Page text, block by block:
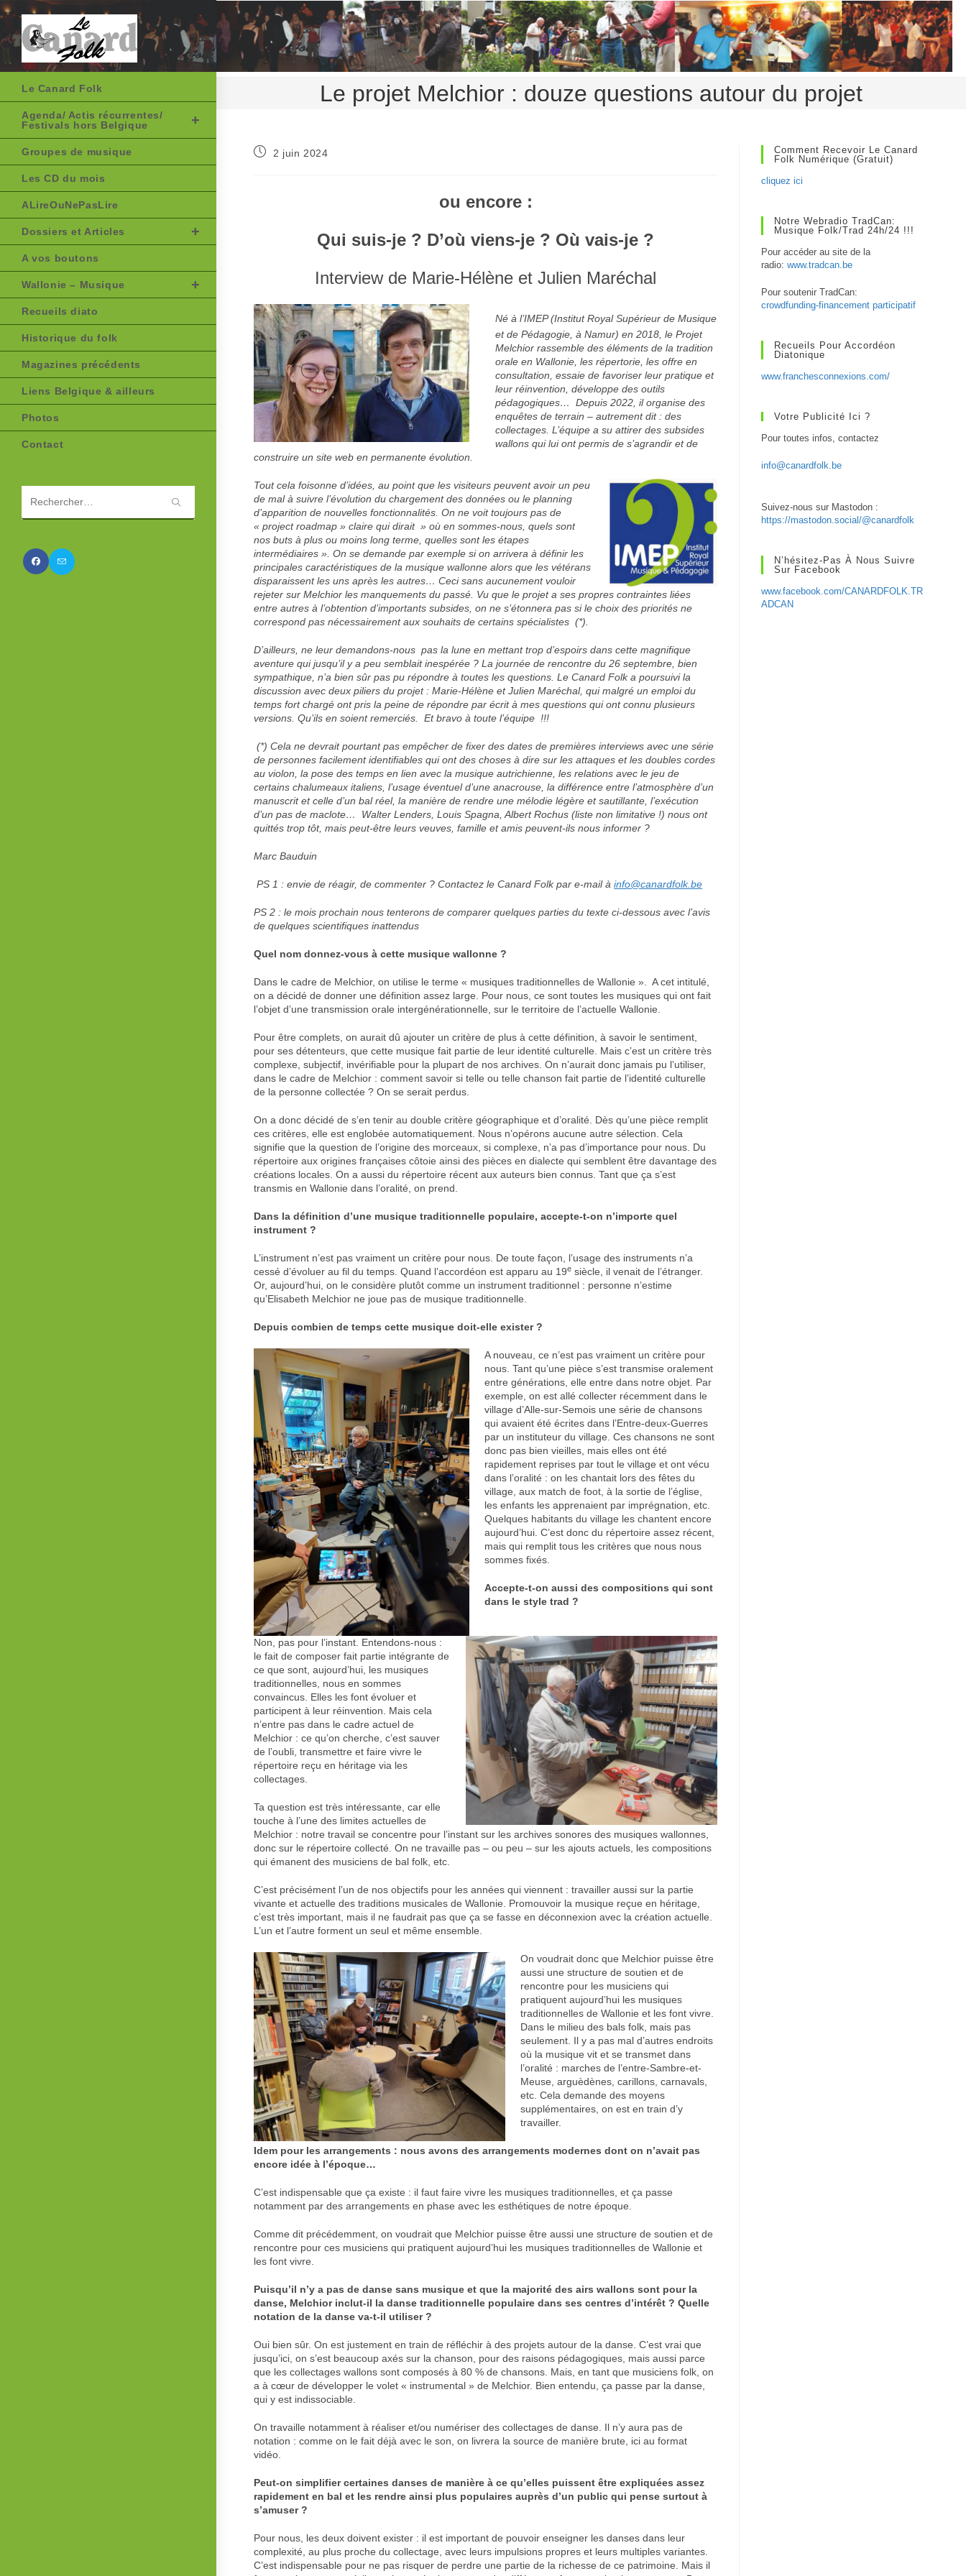
to
content
Le Canard Folk
Agenda/ Actis récurrentes/
Festivals hors Belgique
Groupes de musique
Les CD du mois
ALireOuNePasLire
Dossiers et Articles
A vos boutons
Wallonie – Musique
Recueils diato
Historique du folk
Magazines précédents
Liens Belgique & ailleurs
Photos
Contact
Rechercher
sur
site
Le projet Melchior : douze questions autour du projet
Publication
2 juin 2024
ou encore :
Qui suis-je ? D’où viens-je ? Où vais-je ?
Interview de Marie-Hélène et Julien Maréchal
Né à l’IMEP (Institut Royal Supérieur de Musique
et de Pédagogie, à Namur) en 2018, le Projet
Melchior rassemble des éléments de la tradition
orale en Wallonie, les répertorie, les offre en
consultation, essaie de favoriser leur pratique et
leur réinvention, développe des outils
pédagogiques… Depuis 2022, il organise des
enquêtes de terrain – autrement dit : des
collectages. L’équipe a su attirer des subsides
wallons qui lui ont permis de s’agrandir et de
construire un site web en permanente évolution.
Tout cela foisonne d’idées, au point que les visiteurs peuvent avoir un peu
de mal à suivre l’évolution du chargement des données ou le planning
d’apparition de nouvelles fonctionnalités. On ne voit toujours pas de
« project roadmap » claire qui dirait » où en sommes-nous, quels sont
nos buts à plus ou moins long terme, quelles sont les étapes
intermédiaires ». On se demande par exemple si on arrivera à définir les
principales caractéristiques de la musique wallonne alors que les vétérans
disparaissent les uns après les autres… Ceci sans aucunement vouloir
rejeter sur Melchior les manquements du passé. Vu que le projet a ses propres contraintes liées
entre autres à l’obtention d’importants subsides, on ne s’étonnera pas si le choix des priorités ne
correspond pas nécessairement aux souhaits de certains spécialistes (*).
D’ailleurs, ne leur demandons-nous pas la lune en mettant trop d’espoirs dans cette magnifique
aventure qui jusqu’il y a peu semblait inespérée ? La journée de rencontre du 26 septembre, bien
sympathique, n’a bien sûr pas pu répondre à toutes les questions. Le Canard Folk a poursuivi la
discussion avec deux piliers du projet : Marie-Hélène et Julien Maréchal, qui malgré un emploi du
temps fort chargé ont pris la peine de répondre par écrit à mes questions qui ont connu plusieurs
versions. Qu’ils en soient remerciés. Et bravo à toute l’équipe !!!
(*) Cela ne devrait pourtant pas empêcher de fixer des dates de premières interviews avec une série
de personnes facilement identifiables qui ont des choses à dire sur les attaques et les doubles cordes
au violon, la pose des temps en lien avec la musique autrichienne, les relations avec le jeu de
certains chalumeaux italiens, l’usage éventuel d’une anacrouse, la différence entre l’atmosphère d’un
manuscrit et celle d’un bal réel, la manière de rendre une mélodie légère et sautillante, l’exécution
d’un pas de maclote… Walter Lenders, Louis Spagna, Albert Rochus (liste non limitative !) nous ont
quittés trop tôt, mais peut-être leurs veuves, famille et amis peuvent-ils nous informer ?
Marc Bauduin
PS 1 : envie de réagir, de commenter ? Contactez le Canard Folk par e-mail àinfo@canardfolk.be
PS 2 : le mois prochain nous tenterons de comparer quelques parties du texte ci-dessous avec l’avis
de quelques scientifiques inattendus
Quel nom donnez-vous à cette musique wallonne ?
Dans le cadre de Melchior, on utilise le terme « musiques traditionnelles de Wallonie ». A cet intitulé,
on a décidé de donner une définition assez large. Pour nous, ce sont toutes les musiques qui ont fait
l’objet d’une transmission orale intergénérationnelle, sur le territoire de l’actuelle Wallonie.
Pour être complets, on aurait dû ajouter un critère de plus à cette définition, à savoir le sentiment,
pour ses détenteurs, que cette musique fait partie de leur identité culturelle. Mais c’est un critère très
complexe, subjectif, invérifiable pour la plupart de nos archives. On n’aurait donc jamais pu l’utiliser,
dans le cadre de Melchior : comment savoir si telle ou telle chanson fait partie de l’identité culturelle
de la personne collectée ? On se serait perdus.
On a donc décidé de s’en tenir au double critère géographique et d’oralité. Dès qu’une pièce remplit
ces critères, elle est englobée automatiquement. Nous n’opérons aucune autre sélection. Cela
signifie que la question de l’origine des morceaux, si complexe, n’a pas d’importance pour nous. Du
répertoire aux origines françaises côtoie ainsi des pièces en dialecte qui semblent être davantage des
créations locales. On a aussi du répertoire récent aux auteurs bien connus. Tant que ça s’est
transmis en Wallonie dans l’oralité, on prend.
Dans la définition d’une musique traditionnelle populaire, accepte-t-on n’importe quel
instrument ?
L’instrument n’est pas vraiment un critère pour nous. De toute façon, l’usage des instruments n’a
cessé d’évoluer au fil du temps. Quand l’accordéon est apparu au 19e siècle, il venait de l’étranger.
Or, aujourd’hui, on le considère plutôt comme un instrument traditionnel : personne n’estime
qu’Elisabeth Melchior ne joue pas de musique traditionnelle.
Depuis combien de temps cette musique doit-elle exister ?
A nouveau, ce n’est pas vraiment un critère pour
nous. Tant qu’une pièce s’est transmise oralement
entre générations, elle entre dans notre objet. Par
exemple, on est allé collecter récemment dans le
village d’Alle-sur-Semois une série de chansons
qui avaient été écrites dans l’Entre-deux-Guerres
par un instituteur du village. Ces chansons ne sont
donc pas bien vieilles, mais elles ont été
rapidement reprises par tout le village et ont vécu
dans l’oralité : on les chantait lors des fêtes du
village, aux match de foot, à la sortie de l’église,
les enfants les apprenaient par imprégnation, etc.
Quelques habitants du village les chantent encore
aujourd’hui. C’est donc du répertoire assez récent,
mais qui remplit tous les critères que nous nous
sommes fixés.
Accepte-t-on aussi des compositions qui sont
dans le style trad ?
Non, pas pour l’instant. Entendons-nous :
le fait de composer fait partie intégrante de
ce que sont, aujourd’hui, les musiques
traditionnelles, nous en sommes
convaincus. Elles les font évoluer et
participent à leur réinvention. Mais cela
n’entre pas dans le cadre actuel de
Melchior : ce qu’on cherche, c’est sauver
de l’oubli, transmettre et faire vivre le
répertoire reçu en héritage via les
collectages.
Ta question est très intéressante, car elle
touche à l’une des limites actuelles de
Melchior : notre travail se concentre pour l’instant sur les archives sonores des musiques wallonnes,
donc sur le répertoire collecté. On ne travaille pas – ou peu – sur les ajouts actuels, les compositions
qui émanent des musiciens de bal folk, etc.
C’est précisément l’un de nos objectifs pour les années qui viennent : travailler aussi sur la partie
vivante et actuelle des traditions musicales de Wallonie. Promouvoir la musique reçue en héritage,
c’est très important, mais il ne faudrait pas que ça se fasse en déconnexion avec la création actuelle.
L’un et l’autre forment un seul et même ensemble.
On voudrait donc que Melchior puisse être
aussi une structure de soutien et de
rencontre pour les musiciens qui
pratiquent aujourd’hui les musiques
traditionnelles de Wallonie et les font vivre.
Dans le milieu des bals folk, mais pas
seulement. Il y a pas mal d’autres endroits
où la musique vit et se transmet dans
l’oralité : marches de l’entre-Sambre-et-
Meuse, arguèdènes, carillons, carnavals,
etc. Cela demande des moyens
supplémentaires, on est en train d’y
travailler.
Idem pour les arrangements : nous avons des arrangements modernes dont on n’avait pas
encore idée à l’époque…
C’est indispensable que ça existe : il faut faire vivre les musiques traditionnelles, et ça passe
notamment par des arrangements en phase avec les esthétiques de notre époque.
Comme dit précédemment, on voudrait que Melchior puisse être aussi une structure de soutien et de
rencontre pour ces musiciens qui pratiquent aujourd’hui les musiques traditionnelles de Wallonie et
les font vivre.
Puisqu’il n’y a pas de danse sans musique et que la majorité des airs wallons sont pour la
danse, Melchior inclut-il la danse traditionnelle populaire dans ses centres d’intérêt ? Quelle
notation de la danse va-t-il utiliser ?
Oui bien sûr. On est justement en train de réfléchir à des projets autour de la danse. C’est vrai que
jusqu’ici, on s’est beaucoup axés sur la chanson, pour des raisons pédagogiques, mais aussi parce
que les collectages wallons sont composés à 80 % de chansons. Mais, en tant que musiciens folk, on
a à cœur de développer le volet « instrumental » de Melchior. Bien entendu, ça passe par la danse,
qui y est indissociable.
On travaille notamment à réaliser et/ou numériser des collectages de danse. Il n’y aura pas de
notation : comme on le fait déjà avec le son, on livrera la source de manière brute, ici au format
vidéo.
Peut-on simplifier certaines danses de manière à ce qu’elles puissent être expliquées assez
rapidement en bal et les rendre ainsi plus populaires auprès d’un public qui pense surtout à
s’amuser ?
Pour nous, les deux doivent exister : il est important de pouvoir enseigner les danses dans leur
complexité, au plus proche du collectage, avec leurs impulsions propres et leurs multiples variantes.
C’est indispensable pour ne pas risquer de perdre une partie de la richesse de ce patrimoine. Mais il
Comment Recevoir Le Canard
Folk Numérique (gratuit)
cliquez ici
Notre Webradio TradCan:
Musique Folk/Trad 24h/24 !!!
Pour accéder au site de la
radio:www.tradcan.be
Pour soutenir TradCan:
crowdfunding-financement participatif
Recueils Pour Accordéon
Diatonique
www.franchesconnexions.com/
Votre Publicité Ici ?
Pour toutes infos, contactez
info@canardfolk.be
Suivez-nous sur Mastodon :
https://mastodon.social/@canardfolk
N’hésitez-Pas À Nous Suivre
Sur Facebook
www.facebook.com/CANARDFOLK.TR
ADCAN